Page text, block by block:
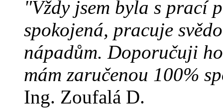
"Vždy jsem byla s prací
spokojená, pracuje
nápadům. Doporučuji
mám zaručenou 100%
Ing. Zoufalá D.